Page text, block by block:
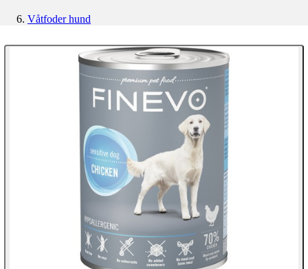
Våtfoder hund